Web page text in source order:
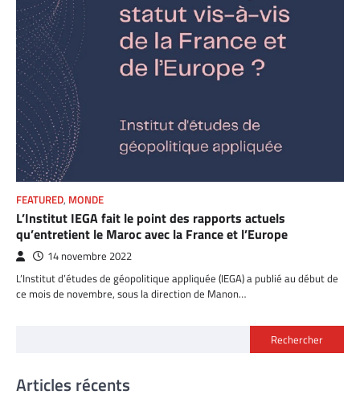
FEATURED, MONDE
L’Institut IEGA fait le point des rapports actuels
qu’entretient le Maroc avec la France et l’Europe
14 novembre 2022
L’Institut d’études de géopolitique appliquée (IEGA) a publié au début de
ce mois de novembre, sous la direction de Manon…
Rechercher
Articles récents